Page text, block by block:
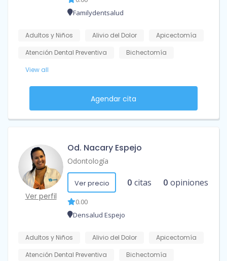
Familydentsalud
Adultos y Niños Alivio del Dolor
Apicectomía
Atención Dental Preventiva
Bichectomía
View all
Agendar cita
Ver perfil
Od. Nacary Espejo
Odontología
Ver precio 0 citas 0 opiniones
0.00
Densalud Espejo
Adultos y Niños Alivio del Dolor
Apicectomía
Atención Dental Preventiva
Bichectomía